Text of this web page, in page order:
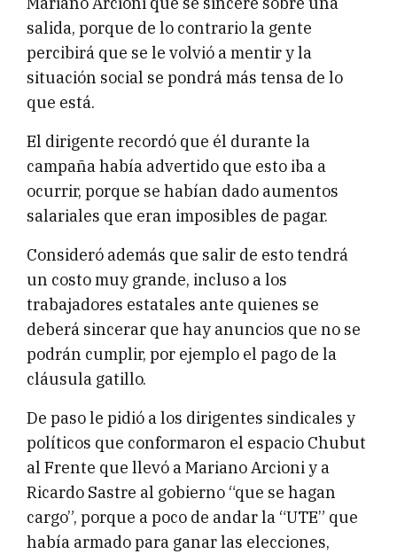
salida, porque de lo contrario la gente
percibirá que se le volvió a mentir y la
situación social se pondrá más tensa de lo
que está.
El dirigente recordó que él durante la
campaña había advertido que esto iba a
ocurrir, porque se habían dado aumentos
salariales que eran imposibles de pagar.
Consideró además que salir de esto tendrá
un costo muy grande, incluso a los
trabajadores estatales ante quienes se
deberá sincerar que hay anuncios que no se
podrán cumplir, por ejemplo el pago de la
cláusula gatillo.
De paso le pidió a los dirigentes sindicales y
políticos que conformaron el espacio Chubut
al Frente que llevó a Mariano Arcioni y a
Ricardo Sastre al gobierno “que se hagan
cargo”, porque a poco de andar la “UTE” que
había armado para ganar las elecciones,